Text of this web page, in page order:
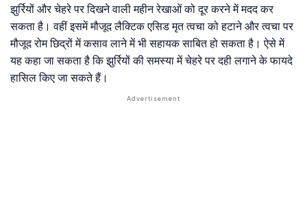
झुर्रियों और चेहरे पर दिखने वाली महीन रेखाओं को दूर करने में मदद कर
सकता है। वहीं इसमें मौजूद लैक्टिक एसिड मृत त्वचा को हटाने और त्वचा पर
मौजूद रोम छिद्रों में कसाव लाने में भी सहायक साबित हो सकता है। ऐसे में
यह कहा जा सकता है कि झुर्रियों की समस्या में चेहरे पर दही लगाने के फायदे
हासिल किए जा सकते हैं।